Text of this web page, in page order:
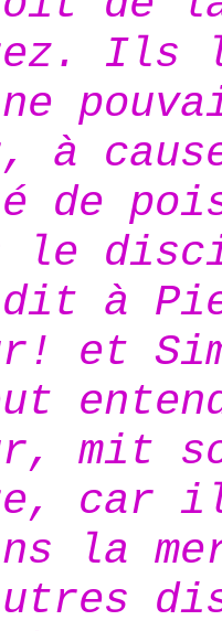
Ils
de
le
à
et
mit
car
la